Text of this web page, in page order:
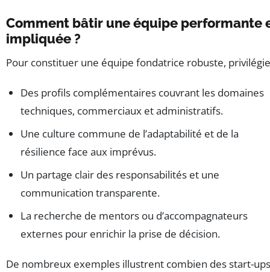
Comment bâtir une équipe performante
impliquée ?
Pour constituer une équipe fondatrice robuste,
Des profils complémentaires couvrant les domaines
techniques, commerciaux et administratifs.
Une culture commune de l’adaptabilité et de la
résilience face aux imprévus.
Un partage clair des responsabilités et une
communication transparente.
La recherche de mentors ou d’accompagnateurs
externes pour enrichir la prise de décision.
De nombreux exemples illustrent combien des start-ups